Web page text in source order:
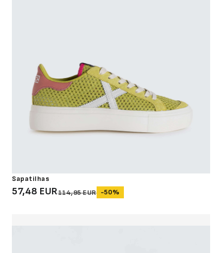
Sapatilhas
57,48 EUR114,95 EUR -50%